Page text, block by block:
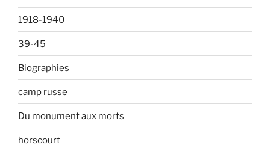
1918-1940
39-45
Biographies
camp russe
Du monument aux morts
horscourt